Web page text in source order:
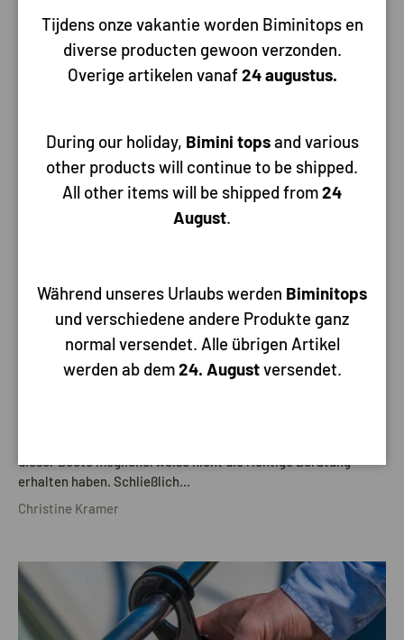
einem erlebnisreichen Tag im Hafen anzukommen. Manchmal
ist jede Sekunde kostbar und Sie möchten schnell und
unkompliziert andocken. Das Finden...
Christine Kramer
dieser Boote möglicherweise nicht die richtige Beratung
erhalten haben. Schließlich...
Christine Kramer
Tijdens onze vakantie worden Biminitops en
diverse producten gewoon verzonden.
Overige artikelen vanaf24 augustus.
During our holiday, Bimini topsand various
other products will continue to be shipped.
All other items will be shipped from24
August.
Während unseres Urlaubs werden Biminitops
und verschiedene andere Produkte ganz
normal versendet. Alle übrigen Artikel
werden ab dem24. Augustversendet.